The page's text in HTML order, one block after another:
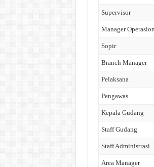
Supervisor
Manager
Sopir
Branch Manager
Pelaksana
Pengawas
Kepala Gudang
Staff Gudang
Staff Administrasi
Area Manager